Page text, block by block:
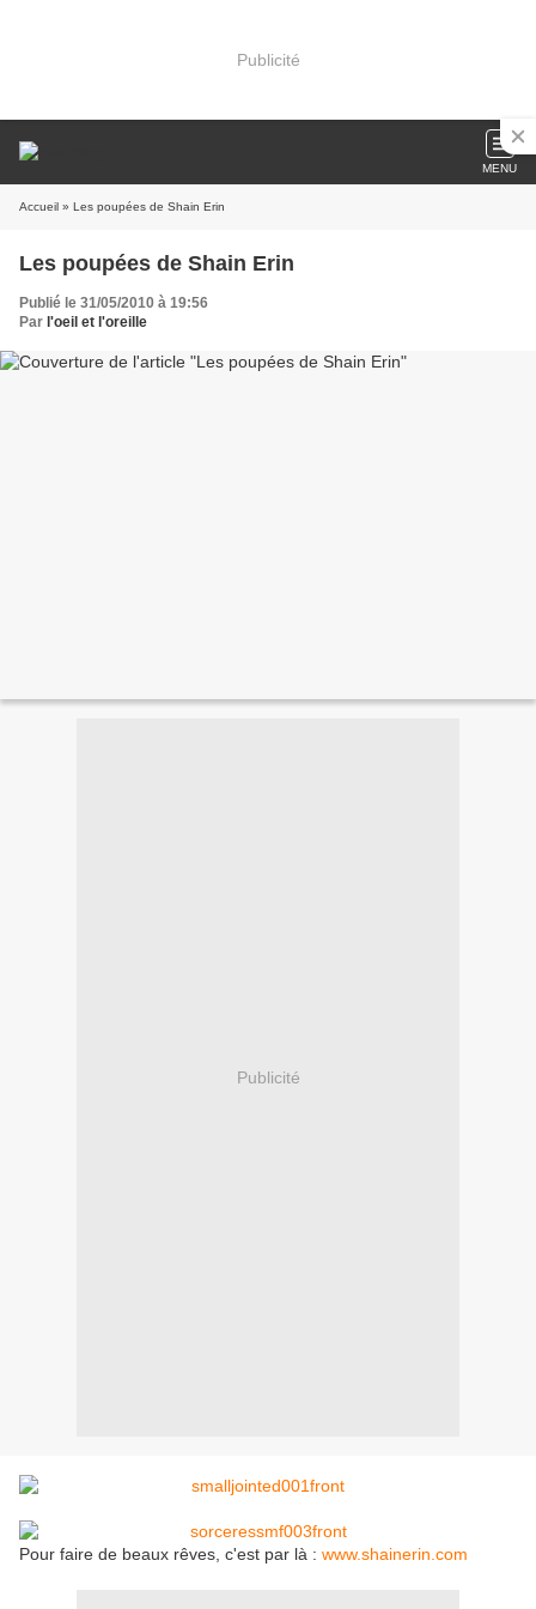
Publicité
MENU
Accueil » Les poupées de Shain Erin
Les poupées de Shain Erin
Publié le 31/05/2010 à 19:56
Par l'oeil et l'oreille
Publicité
Pour faire de beaux rêves, c'est par là : www.shainerin.com